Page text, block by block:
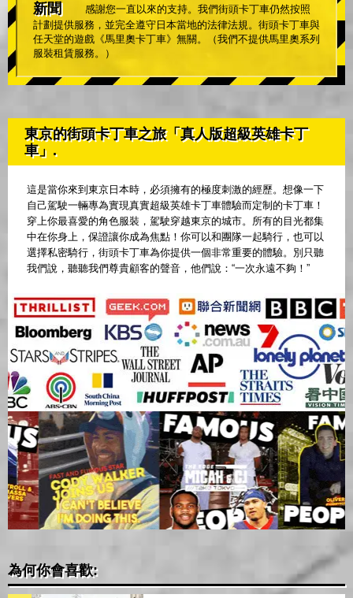
新聞
感謝您一直以來的支持。我們街頭卡丁車仍然按照
計劃提供服務，並完全遵守日本當地的法律法規。街頭卡丁車與
任天堂的遊戲《馬里奧卡丁車》無關。（我們不提供馬里奧系列
服裝租賃服務。）
東京的街頭卡丁車之旅「真人版超級英雄卡丁
車」.
這是當你來到東京日本時，必須擁有的極度刺激的經歷。想像一下
自己駕駛一輛專為實現真實超級英雄卡丁車體驗而定制的卡丁車！
穿上你最喜愛的角色服裝，駕駛穿越東京的城市。所有的目光都集
中在你身上，保證讓你成為焦點！你可以和團隊一起騎行，也可以
選擇私密騎行，街頭卡丁車為你提供一個非常重要的體驗。別只聽
我們說，聽聽我們尊貴顧客的聲音，他們說：“一次永遠不夠！”
為何你會喜歡: